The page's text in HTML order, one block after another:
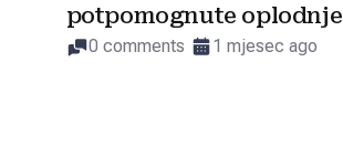
potpomognute oplodnje
0 comments 1 mjesec ago